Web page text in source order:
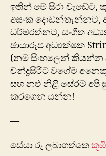
ඉතින් මේ සිරා වැඩේට,
අසංක දොඩන්තැන්නට,
ධර්මරත්නට, සංගීත
ඡායාරූප අධ්‍යක්ෂක
(නම සිංහලෙන් කියන්න
චන්ද්‍රසිරිට වගේම
සහ නළු නිළි සේරම අපි
කරගෙන යන්න!
—
සේයා රූ ලබාගත්තෙ